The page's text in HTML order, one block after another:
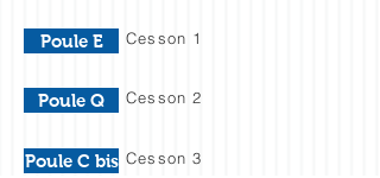
Poule E Cesson 1
Poule Q Cesson 2
Poule C bis Cesson 3